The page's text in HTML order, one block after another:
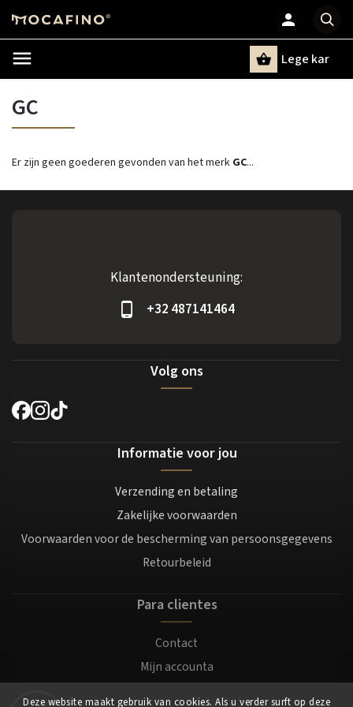
Deze website maakt gebruik van cookies. Als u verder surft op deze
Lege kar
GC
Er zijn geen goederen gevonden van het merk GC...
Klantenondersteuning:
+32 487141464
Volg ons
Informatie voor jou
Verzending en betaling
Zakelijke voorwaarden
Voorwaarden voor de bescherming van persoonsgegevens
Retourbeleid
Para clientes
Contact
Mijn accounta